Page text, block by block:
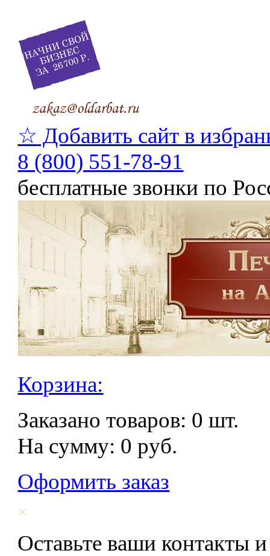
☆ Добавить сайт в
8 (800) 551-78-91
бесплатные звонки по
Корзина:
Заказано товаров: 0 шт.
На сумму: 0 руб.
Оформить заказ
Оставьте ваши контакты